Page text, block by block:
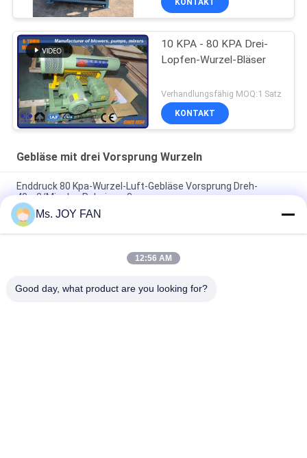
10 KPA - 80 KPA Drei-
Lopfen-Wurzel-Bläser
Verhandlungsfähig MOQ:1 Satz
KONTAKT
Gebläse mit drei Vorsprung Wurzeln
Enddruck 80 Kpa-Wurzel-Luft-Gebläse Vorsprung Dreh-
40m3/Min des Roheisen-3
10" 80kpa 71.52m3/Min 132kw Gusseisen Drei-Lob-Wurzel-
Bläser
Maximaler Druck 100KPA des wassergekühlten drei Wurzel-
Ms. JOY FAN
12:56 AM
Good day, what product are you looking for?